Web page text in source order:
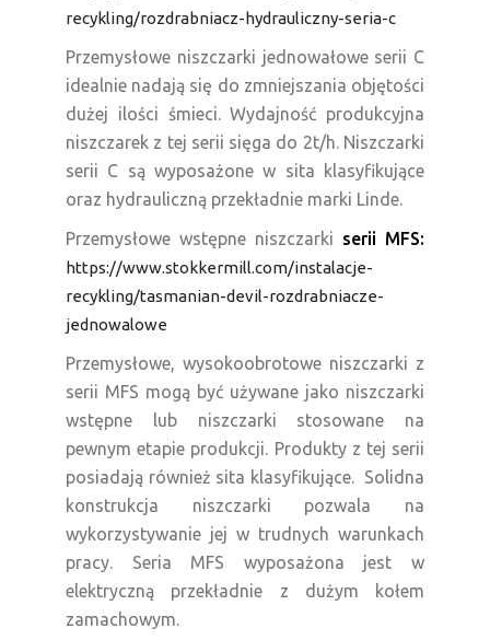
recykling/rozdrabniacz-hydrauliczny-seria-c
Przemysłowe niszczarki jednowałowe serii C
idealnie nadają się do zmniejszania objętości
dużej ilości śmieci. Wydajność produkcyjna
niszczarek z tej serii sięga do 2t/h. Niszczarki
serii C są wyposażone w sita klasyfikujące
oraz hydrauliczną przekładnie marki Linde.
Przemysłowe wstępne niszczarki serii MFS:
https://www.stokkermill.com/instalacje-
recykling/tasmanian-devil-rozdrabniacze-
jednowalowe
Przemysłowe, wysokoobrotowe niszczarki z
serii MFS mogą być używane jako niszczarki
wstępne lub niszczarki stosowane na
pewnym etapie produkcji. Produkty z tej serii
posiadają również sita klasyfikujące. Solidna
konstrukcja niszczarki pozwala na
wykorzystywanie jej w trudnych warunkach
pracy. Seria MFS wyposażona jest w
elektryczną przekładnie z dużym kołem
zamachowym.